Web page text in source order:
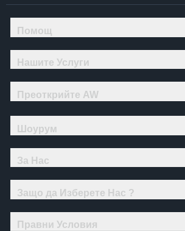
Помощ
Нашите Услуги
Преоткрийте AW
Шоурум
За Нас
Защо да Изберете Нас ?
Правни Условия